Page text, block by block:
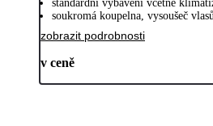
standardní vybavení včetně
soukromá koupelna, vysoušeč
zobrazit podrobnosti
v ceně